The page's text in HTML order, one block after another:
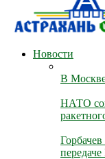
Новости
В Москве
НАТО